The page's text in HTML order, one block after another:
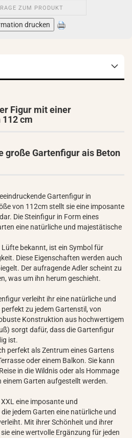
ZUM PRODUKT
drucken
Figur mit einer
cm
große Gartenfigur ais Beton
Gartenfigur in
von 112cm stellt sie eine imposante
Die Steinfigur in Form eines
eine natürliche und majestätische
Lüfte bekannt, ist ein Symbol für
Diese Eigenschaften werden auch
Der aufragende Adler scheint zu
was um ihn herum geschieht.
verleiht ihr eine natürliche und
zu jedem Gartenstil, von
Konstruktion aus hochwertigem
sorgt dafür, dass die Gartenfigur
ist.
perfekt als Zentrum eines Gartens
oder einem Balkon. Sie kann
in die Wildnis oder als Hommage
einem Garten aufgestellt werden.
eine imposante und
jedem Garten eine natürliche und
Mit ihrer Schönheit und ihrer
eine wertvolle Ergänzung für jeden